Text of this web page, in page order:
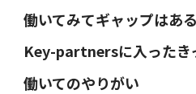
働いてみてギャップはあ
Key-partnersに入ったき
働いてのやりがい